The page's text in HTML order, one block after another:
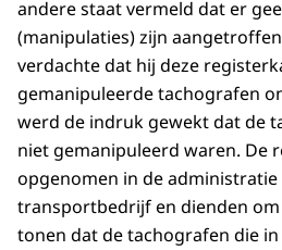
andere staat vermeld dat er
(manipulaties) zijn
verdachte dat hij deze
gemanipuleerde tachografen
werd de indruk gewekt dat de
niet gemanipuleerd waren. De
opgenomen in de administratie
transportbedrijf en dienden
tonen dat de tachografen die in